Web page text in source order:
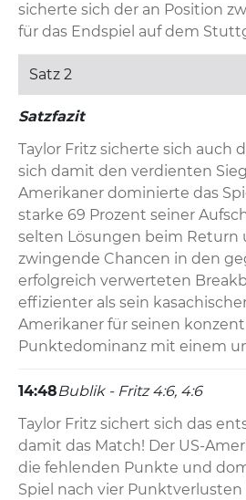
sicherte sich der an Position
für das Endspiel auf dem
Satz 2
Satzfazit
Taylor Fritz sicherte sich
sich damit den verdienten
Amerikaner dominierte das
starke 69 Prozent seiner
selten Lösungen beim Return
zwingende Chancen in den
erfolgreich verwerteten
effizienter als sein
Amerikaner für seinen
Punktedominanz mit einem
14:48Bublik - Fritz 4:6, 4:6
Taylor Fritz sichert sich das
damit das Match! Der US-
die fehlenden Punkte und
Spiel nach vier